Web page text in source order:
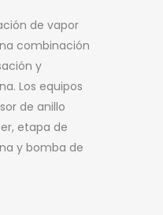
de vapor
combinación
y
Los equipos
de anillo
etapa de
y bomba de